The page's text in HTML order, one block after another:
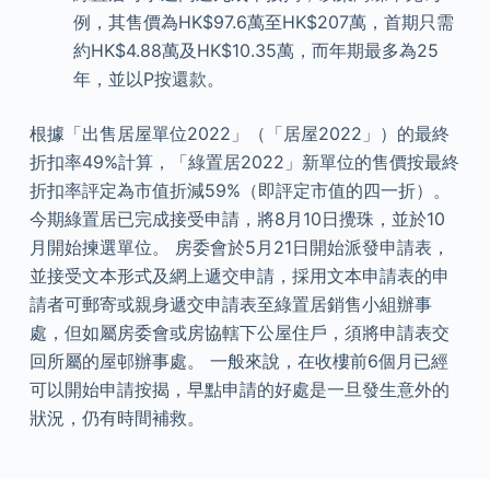
例，其售價為HK$97.6萬至HK$207萬，首期只需
約HK$4.88萬及HK$10.35萬，而年期最多為25
年，並以P按還款。
根據「出售居屋單位2022」（「居屋2022」）的最終
折扣率49%計算，「綠置居2022」新單位的售價按最終
折扣率評定為市值折減59%（即評定市值的四一折）。
今期綠置居已完成接受申請，將8月10日攪珠，並於10
月開始揀選單位。 房委會於5月21日開始派發申請表，
並接受文本形式及網上遞交申請，採用文本申請表的申
請者可郵寄或親身遞交申請表至綠置居銷售小組辦事
處，但如屬房委會或房協轄下公屋住戶，須將申請表交
回所屬的屋邨辦事處。 一般來說，在收樓前6個月已經
可以開始申請按揭，早點申請的好處是一旦發生意外的
狀況，仍有時間補救。